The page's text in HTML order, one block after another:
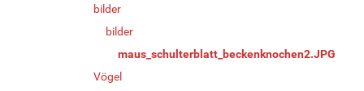
bilder
bilder
maus_schulterblatt_beckenknochen2.JPG
Vögel